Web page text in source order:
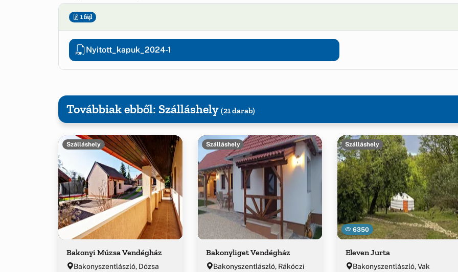
1 fájl
Nyitott_kapuk_2024-1
Továbbiak ebből: Szálláshely (21 darab)
Szálláshely
Bakonyi Múzsa Vendégház
Bakonyszentlászló, Dózsa
Szálláshely
Bakonyliget Vendégház
Bakonyszentlászló, Rákóczi
6350
Szálláshely
Eleven Jurta
Bakonyszentlászló, Vak